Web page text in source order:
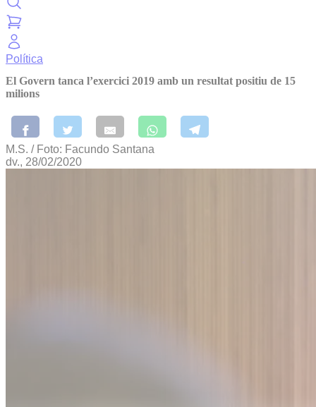
Política
El Govern tanca l’exercici 2019 amb un resultat positiu de 15
milions
M.S. / Foto: Facundo Santana
dv., 28/02/2020